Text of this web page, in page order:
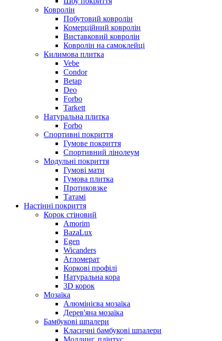
Ковролін
Побутовий ковролін
Комерційний ковролін
Виставковий ковролін
Ковролін на самоклейці
Килимова плитка
Vebe
Condor
Betap
Deo
Forbo
Tarkett
Натуральна плитка
Forbo
Спортивні покриття
Гумове покриття
Спортивний лінолеум
Модульні покриття
Гумові мати
Гумова плитка
Протиковзке
Татамі
Настінні покриття
Корок стіновий
Amorim
BazaLux
Egen
Wicanders
Агломерат
Коркові профілі
Натуральна кора
3D корок
Мозаїка
Алюмінієва мозаїка
Дерев'яна мозаїка
Бамбукові шпалери
Класичні бамбукові шпалери
Молдинг, плінтус